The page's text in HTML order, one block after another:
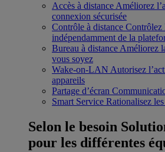
Accès à distance Améliorez
connexion sécurisée
Contrôle à distance Contrôlez
indépendamment de la
Bureau à distance Améliorez
vous soyez
Wake-on-LAN Autorisez
appareils
Partage d’écran
Smart Service Rationalisez
Selon le besoin
pour les différentes